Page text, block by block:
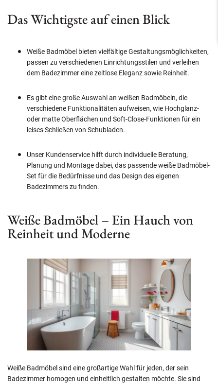
Das Wichtigste auf einen Blick
Weiße Badmöbel bieten vielfältige Gestaltungsmöglichkeiten,
passen zu verschiedenen Einrichtungsstilen und verleihen
dem Badezimmer eine zeitlose Eleganz sowie Reinheit.
Es gibt eine große Auswahl an weißen Badmöbeln, die
verschiedene Funktionalitäten aufweisen, wie Hochglanz-
oder matte Oberflächen und Soft-Close-Funktionen für ein
leises Schließen von Schubladen.
Unser Kundenservice hilft durch individuelle Beratung,
Planung und Montage dabei, das passende weiße Badmöbel-
Set für die Bedürfnisse und das Design des eigenen
Badezimmers zu finden.
Weiße Badmöbel – Ein Hauch von
Reinheit und Moderne
Weiße Badmöbel sind eine großartige Wahl für jeden, der sein
Badezimmer homogen und einheitlich gestalten möchte. Sie sind